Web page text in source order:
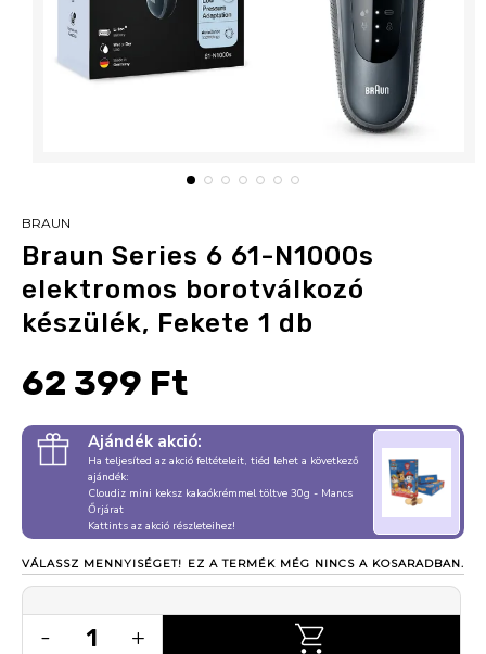
BRAUN
Braun Series 6 61-N1000s
elektromos borotválkozó
készülék, Fekete 1 db
62 399 Ft
Ajándék akció:
Ha teljesíted az akció feltételeit, tiéd lehet a következő
ajándék:
Cloudiz mini keksz kakaókrémmel töltve 30g - Mancs
Őrjárat
Kattints az akció részleteihez!
VÁLASSZ MENNYISÉGET! EZ A TERMÉK MÉG NINCS A KOSARADBAN.
- 1 +